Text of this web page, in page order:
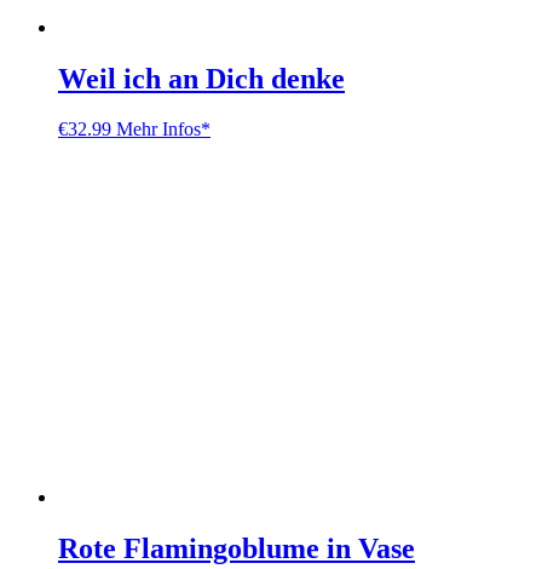
Weil ich an Dich denke
€32.99 Mehr Infos*
Rote Flamingoblume in Vase